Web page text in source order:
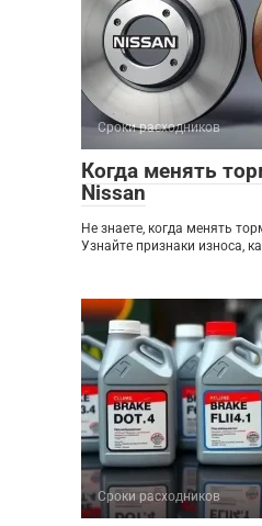
Сроки расходников
Когда менять
Nissan
Не знаете, когда менять
Узнайте признаки износа,
Сроки расходников